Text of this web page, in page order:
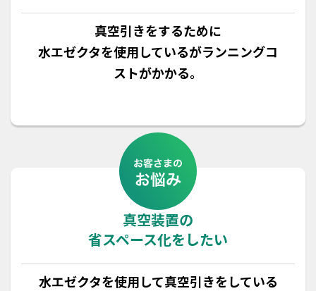
真空引きをするために
水エゼクタを使用しているがランニングコ
ストがかかる。
真空装置の
省スペース化をしたい
水エゼクタを使用して真空引きをしている